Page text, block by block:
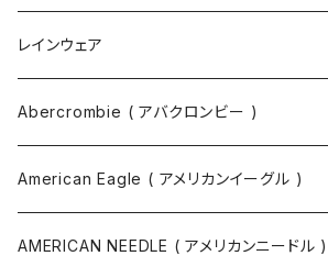
ボディバッグ
バックパック
ツールバッグ
ボディバッグ・ヒップバッグ
ネックレス
指輪
バングル
サングラス
レインウェア
Abercrombie ( アバクロンビー )
スウェット
カットソー
American Eagle ( アメリカンイーグル )
ニット
AMERICAN NEEDLE ( アメリカンニードル )